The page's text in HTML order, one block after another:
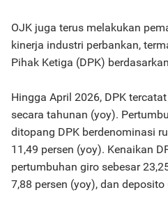
OJK juga terus melakukan
kinerja industri perbankan,
Pihak Ketiga (DPK)
Hingga April 2026, DPK
secara tahunan (yoy).
ditopang DPK berdenominasi
11,49 persen (yoy). Kenaikan
pertumbuhan giro sebesar
7,88 persen (yoy), dan deposito